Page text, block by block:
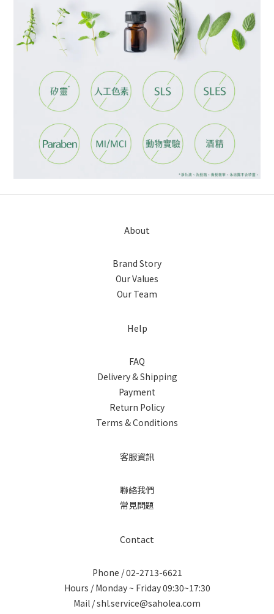
About
Brand Story
Our Values
Our Team
Help
FAQ
Delivery & Shipping
Payment
Return Policy
Terms & Conditions
客服資訊
聯絡我們
常見問題
Contact
Phone / 02-2713-6621
Hours / Monday ~ Friday 09:30~17:30
Mail / shl.service@saholea.com